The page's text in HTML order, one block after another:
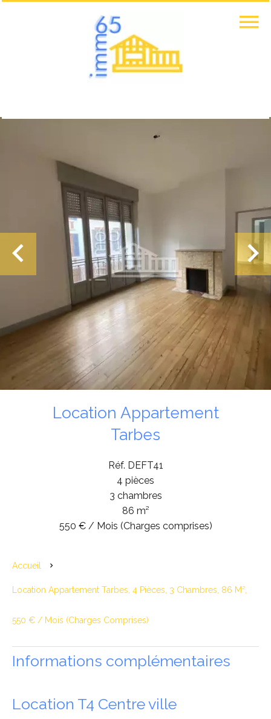
Location Appartement
Tarbes
Réf. DEFT41
4 pièces
3 chambres
86 m²
550 € / Mois (Charges comprises)
Accueil
Location Appartement Tarbes, 4 Pièces, 3 Chambres, 86 M²,
550 € / Mois (Charges Comprises)
Informations complémentaires
Location T4 Centre ville